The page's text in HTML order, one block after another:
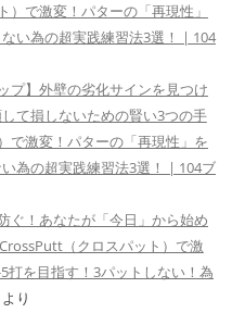
で激変！パターの「再現性」
い為の超実践練習法3選！ | 104
プ】外壁の劣化サインを見つけ
て損しないための賢い3つの手
で激変！パターの「再現性」を
為の超実践練習法3選！ | 104ブ
ぐ！あなたが「今日」から始め
CrossPutt（クロスパット）で激
打を目指す！3パットしない！為
より